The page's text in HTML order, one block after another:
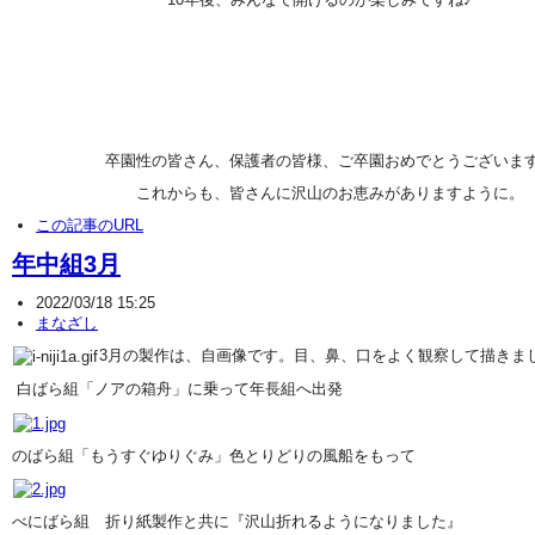
卒園性の皆さん、保護者の皆様、ご卒園おめでとうございます
これからも、皆さんに沢山のお恵みがありますように。
この記事のURL
年中組3月
2022/03/18 15:25
まなざし
3月の製作は、自画像です。目、鼻、口をよく観察して描きま
白ばら組「ノアの箱舟」に乗って年長組へ出発
のばら組「もうすぐゆりぐみ」色とりどりの風船をもって
べにばら組 折り紙製作と共に『沢山折れるようになりました』